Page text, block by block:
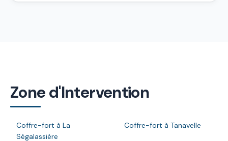
Zone d'Intervention
Coffre-fort à La
Ségalassière
Coffre-fort à Tanavelle